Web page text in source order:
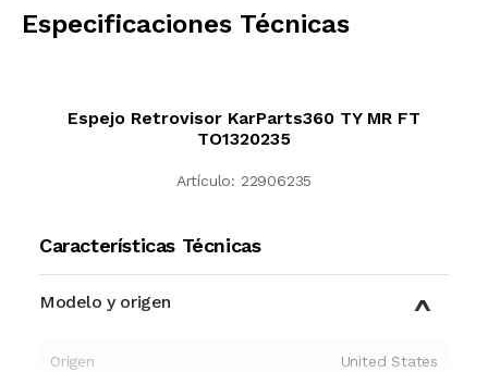
Especificaciones Técnicas
Espejo Retrovisor KarParts360 TY MR FT
TO1320235
Artículo: 22906235
Características Técnicas
Modelo y origen
Origen United States